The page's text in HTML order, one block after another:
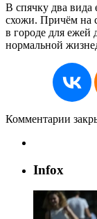
В спячку два вида
схожи. Причём на
в городе для ежей
нормальной
Комментарии
Infox